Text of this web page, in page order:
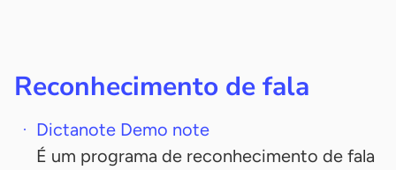
Reconhecimento de fala
Dictanote Demo note
É um programa de reconhecimento de fala